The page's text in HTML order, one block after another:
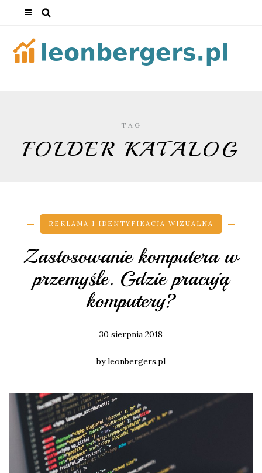
TAG
FOLDER KATALOG
REKLAMA I IDENTYFIKACJA WIZUALNA
Zastosowanie komputera w
przemyśle. Gdzie pracują
komputery?
30 sierpnia 2018
by leonbergers.pl